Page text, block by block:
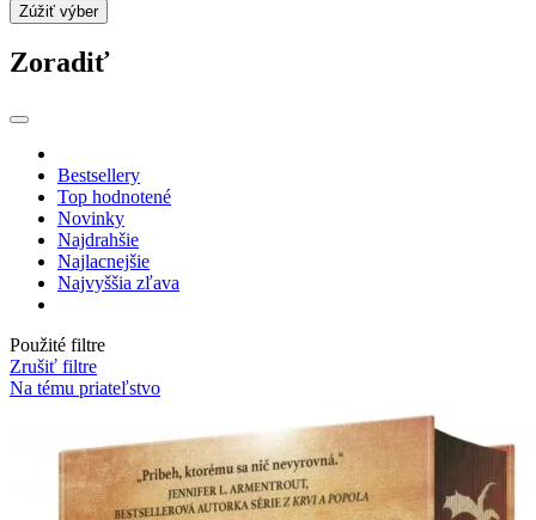
Zúžiť výber
Zoradiť
Bestsellery
Top hodnotené
Novinky
Najdrahšie
Najlacnejšie
Najvyššia zľava
Použité filtre
Zrušiť filtre
Na tému priateľstvo